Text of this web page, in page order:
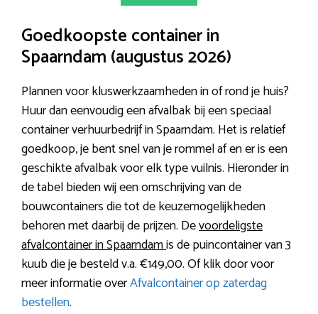
Goedkoopste container in
Spaarndam (augustus 2026)
Plannen voor kluswerkzaamheden in of rond je huis?
Huur dan eenvoudig een afvalbak bij een speciaal
container verhuurbedrijf in Spaarndam. Het is relatief
goedkoop, je bent snel van je rommel af en er is een
geschikte afvalbak voor elk type vuilnis. Hieronder in
de tabel bieden wij een omschrijving van de
bouwcontainers die tot de keuzemogelijkheden
behoren met daarbij de prijzen. Devoordeligste
afvalcontainer in Spaarndamis de puincontainer van 3
kuub die je besteld v.a. €149,00. Of klik door voor
meer informatie overAfvalcontainer op zaterdag
bestellen.